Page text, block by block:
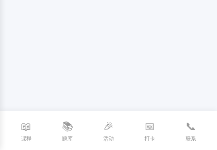
📖
课程
📚
题库
🎉
活动
📅
打卡
📞
联系